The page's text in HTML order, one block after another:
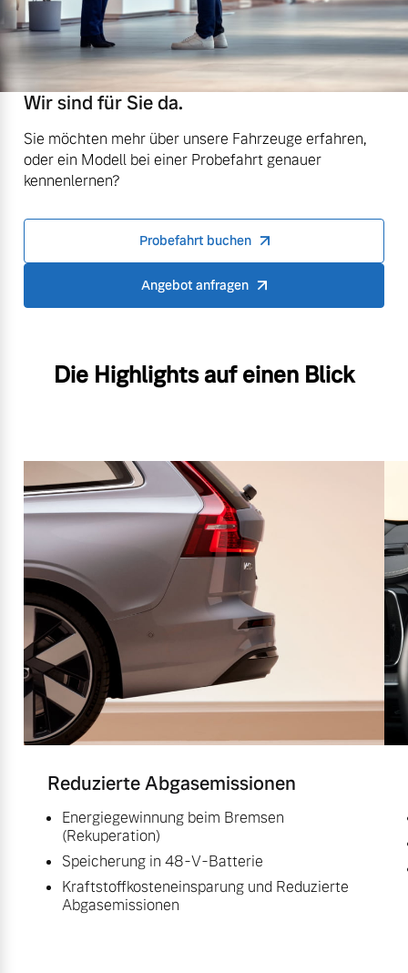
Wir sind für Sie da.
Sie möchten mehr über unsere Fahrzeuge erfahren,
oder ein Modell bei einer Probefahrt genauer
kennenlernen?
Probefahrt buchen
Angebot anfragen
Die Highlights auf einen Blick
Reduzierte Abgasemissionen
Energiegewinnung beim Bremsen
(Rekuperation)
Speicherung in 48-V-Batterie
Kraftstoffkosteneinsparung und Reduzierte
Abgasemissionen